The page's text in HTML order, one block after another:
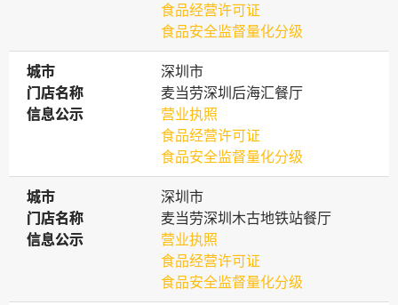
食品经营许可证
食品安全监督量化分级
城市
城市
深圳市
门店名称
门店名称
麦当劳深圳后海汇餐厅
信息公示
信息公示
营业执照
食品经营许可证
食品安全监督量化分级
城市
城市
深圳市
门店名称
门店名称
麦当劳深圳木古地铁站餐厅
信息公示
信息公示
营业执照
食品经营许可证
食品安全监督量化分级